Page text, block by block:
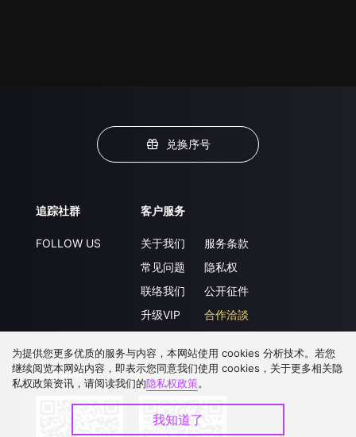
兑换序号
追踪社群
FOLLOW US
客户服务
关于我们
常见问题
联络我们
升级VIP
服务条款
隐私权
公开征件
合作洽談
下载 APP
为提供您更多优质的服务与内容，本网站使用 cookies 分析技术。若您
继续阅览本网站内容，即表示您同意我们使用 cookies，关于更多相关隐
私权政策资讯，请阅读我们的隐私权政策。
我知道了